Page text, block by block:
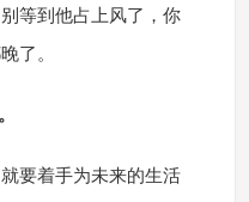
等到他占上风了，你
了。
着手为未来的生活